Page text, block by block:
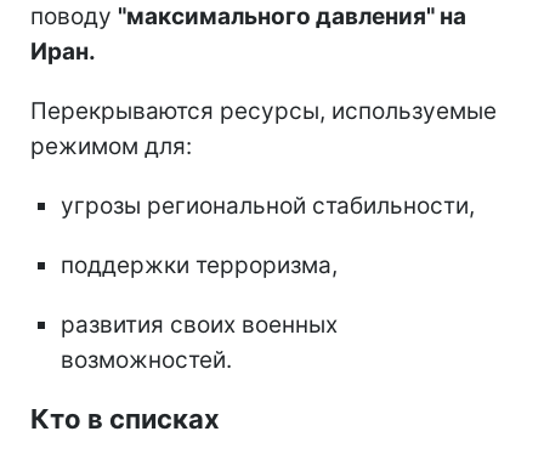
поводу "максимального давления" на
Иран.
Перекрываются ресурсы, используемые
режимом для:
угрозы региональной стабильности,
поддержки терроризма,
развития своих военных
возможностей.
Кто в списках